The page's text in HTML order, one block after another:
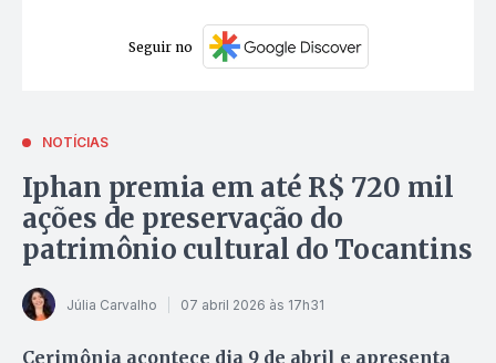
Seguir no
NOTÍCIAS
Iphan premia em até R$ 720 mil
ações de preservação do
patrimônio cultural do Tocantins
Júlia Carvalho 07 abril 2026 às 17h31
Cerimônia acontece dia 9 de abril e apresenta